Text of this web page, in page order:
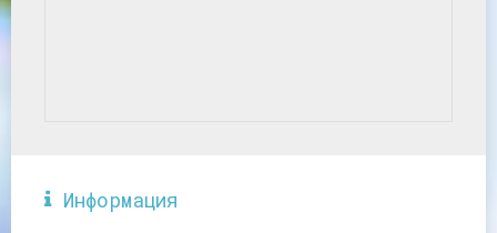
Информация